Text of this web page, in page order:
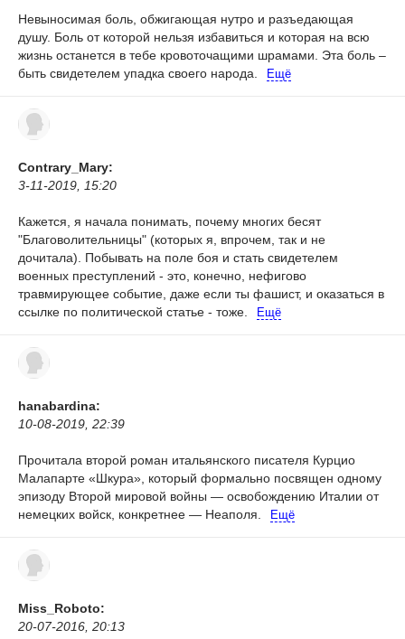
Невыносимая боль, обжигающая нутро и разъедающая
душу. Боль от которой нельзя избавиться и которая на всю
жизнь останется в тебе кровоточащими шрамами. Эта боль –
быть свидетелем упадка своего народа.
Ещё
Contrary_Mary:
3-11-2019, 15:20
Кажется, я начала понимать, почему многих бесят
"Благоволительницы" (которых я, впрочем, так и не
дочитала). Побывать на поле боя и стать свидетелем
военных преступлений - это, конечно, нефигово
травмирующее событие, даже если ты фашист, и оказаться в
ссылке по политической статье - тоже.
Ещё
hanabardina:
10-08-2019, 22:39
Прочитала второй роман итальянского писателя Курцио
Малапарте «Шкура», который формально посвящен одному
эпизоду Второй мировой войны — освобождению Италии от
немецких войск, конкретнее — Неаполя.
Ещё
Miss_Roboto:
20-07-2016, 20:13